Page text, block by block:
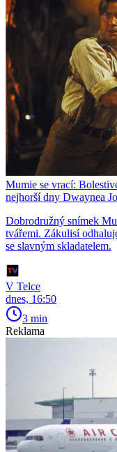
Mumie se vrací:
nejhorší dny Dwaynea
Dobrodružný snímek
tvářemi. Zákulisí
se slavným skladatelem.
V Telce
dnes, 16:50
3 min
Reklama